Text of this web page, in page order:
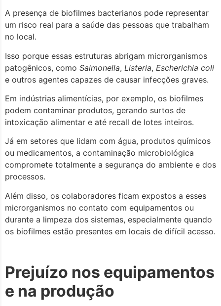
A presença de biofilmes bacterianos pode representar
um risco real para a saúde das pessoas que trabalham
no local.
Isso porque essas estruturas abrigam microrganismos
patogênicos, como Salmonella, Listeria, Escherichia coli
e outros agentes capazes de causar infecções graves.
Em indústrias alimentícias, por exemplo, os biofilmes
podem contaminar produtos, gerando surtos de
intoxicação alimentar e até recall de lotes inteiros.
Já em setores que lidam com água, produtos químicos
ou medicamentos, a contaminação microbiológica
compromete totalmente a segurança do ambiente e dos
processos.
Além disso, os colaboradores ficam expostos a esses
microrganismos no contato com equipamentos ou
durante a limpeza dos sistemas, especialmente quando
os biofilmes estão presentes em locais de difícil acesso.
Prejuízo nos equipamentos
e na produção